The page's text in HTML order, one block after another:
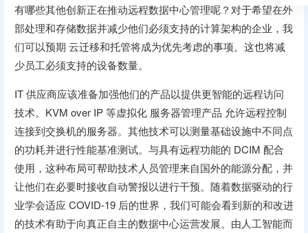
有哪些其他创新正在推动远程数据中心管理呢？对于希望在外
部处理和存储数据并减少他们必须支持的计算架构的企业，我
们可以预期 云迁移和托管将成为优先考虑的事项。这也将减
少员工必须支持的设备数量。
IT 供应商应该准备加强他们的产品以提供更智能的远程访问
技术。KVM over IP 等虚拟化 服务器管理产品 允许远程控制
连接到交换机的服务器。其他技术可以测量基础设施中不同点
的功耗并进行性能基准测试。与具有远程功能的 DCIM 配合
使用，这种布局可帮助技术人员管理来自国外的能源分配，并
让他们在必要时接收自动警报以进行干预。随着数据驱动的行
业学会适应 COVID-19 后的世界，我们可能会看到新的和改进
的技术有助于向真正自主的数据中心运营发展。由人工智能而